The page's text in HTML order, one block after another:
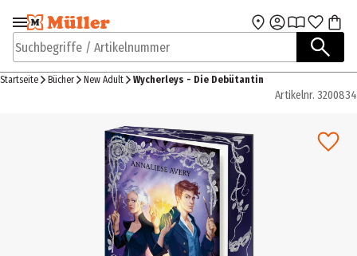
Zur Navigation
springen
Zum Hauptinhalt
Suchbegriffe / Artikelnummer
Startseite Bücher New Adult Wycherleys - Die Debütantin
Artikelnr. 3200834